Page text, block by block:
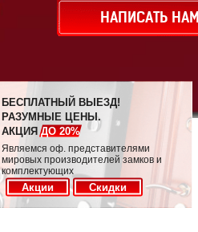
НАПИСАТЬ
БЕСПЛАТНЫЙ ВЫЕЗД!
РАЗУМНЫЕ ЦЕНЫ.
АКЦИЯДО 20%
Являемся оф. представителями
мировых производителей замков и
комплектующих
Акции Скидки